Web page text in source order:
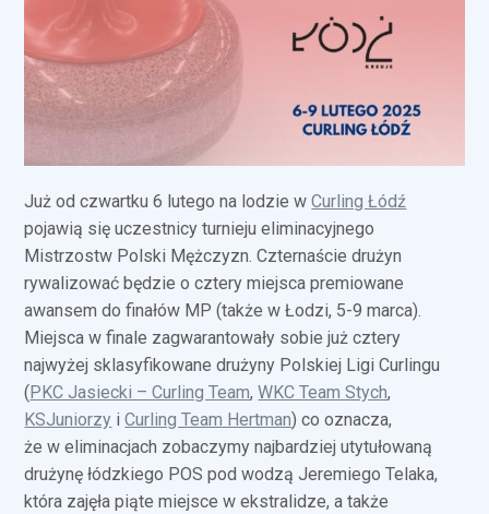
Już od czwartku 6 lutego na lodzie wCurling Łódź
pojawią się uczestnicy turnieju eliminacyjnego
Mistrzostw Polski Mężczyzn. Czternaście drużyn
rywalizować będzie o cztery miejsca premiowane
awansem do finałów MP (także w Łodzi, 5-9 marca).
Miejsca w finale zagwarantowały sobie już cztery
najwyżej sklasyfikowane drużyny Polskiej Ligi Curlingu
( PKC Jasiecki – Curling Team,WKC Team Stych,
KSJuniorzy iCurling Team Hertman) co oznacza,
że w eliminacjach zobaczymy najbardziej utytułowaną
drużynę łódzkiego POS pod wodzą Jeremiego Telaka,
która zajęła piąte miejsce w ekstralidze, a także